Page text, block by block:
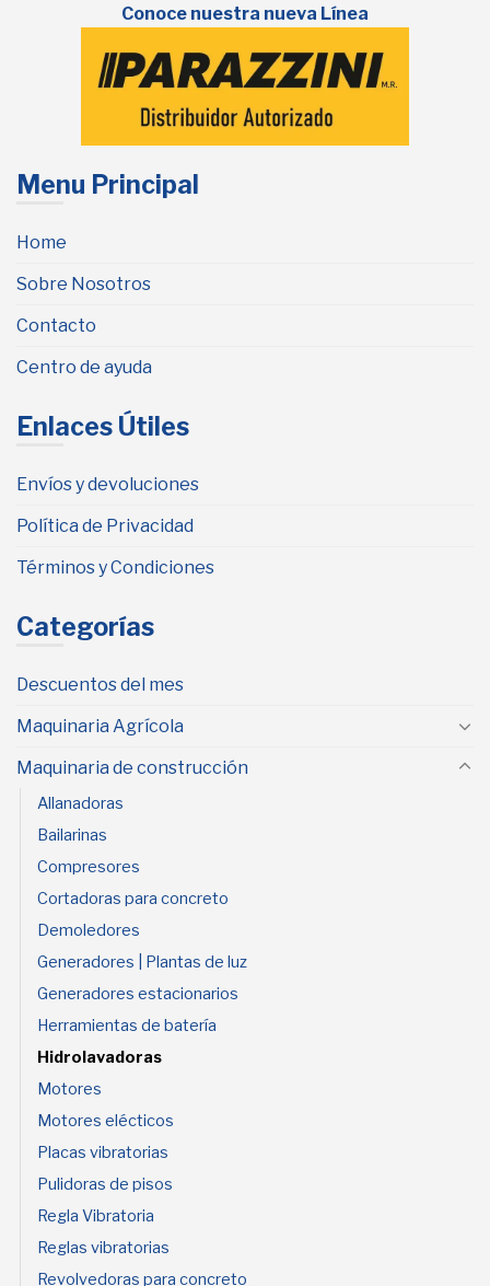
Conoce nuestra nueva Línea
Menu Principal
Home
Sobre Nosotros
Contacto
Centro de ayuda
Enlaces Útiles
Envíos y devoluciones
Política de Privacidad
Términos y Condiciones
Categorías
Descuentos del mes
Maquinaria Agrícola
Maquinaria de construcción
Allanadoras
Bailarinas
Compresores
Cortadoras para concreto
Demoledores
Generadores | Plantas de luz
Generadores estacionarios
Herramientas de batería
Hidrolavadoras
Motores
Motores elécticos
Placas vibratorias
Pulidoras de pisos
Regla Vibratoria
Reglas vibratorias
Revolvedoras para concreto